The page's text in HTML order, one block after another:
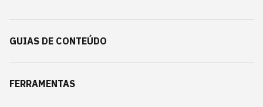
GUIAS DE CONTEÚDO
FERRAMENTAS